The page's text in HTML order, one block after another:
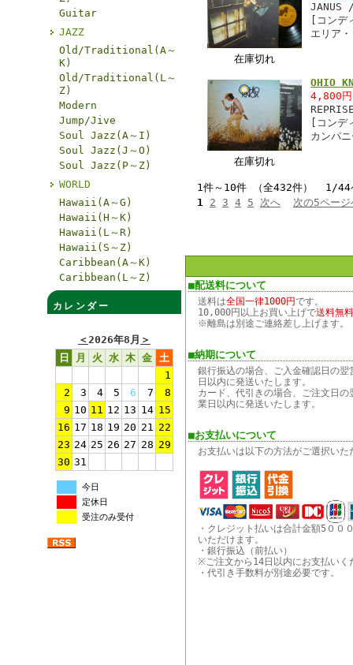
Guitar
JAZZ
Old/Traditional(A～
K)
Old/Traditional(L～
Z)
Modern
Jump/Jive
Soul Jazz(A～I)
Soul Jazz(J～O)
Soul Jazz(P～Z)
WORLD
Hawaii(A～G)
Hawaii(H～K)
Hawaii(L～R)
Hawaii(S～Z)
Caribbean(A～K)
Caribbean(L～Z)
カレンダー
＜2026年8月 ＞
日
月 火 水 木 金 土
1
2
3 4 5 6 7
8
9 10 11 12 13 14 15
16 17 18 19 20 21 22
23 24 25 26 27 28 29
30 31
今日
定休日
受注のみ受付
在庫切れ
[コン
エリア
在庫切れ
OHIO
4,800
[コンデ
カンパ
1件～10件 （全432件） 1/44
1 2 3 4 5 次へ 次の5ページ
■配送料について
送料は全国一律1000円です。
10,000円以上お買い上げで送料無
※離島は別途ご連絡差し上げます。
■納期について
銀行振込の場合、ご入金確認日の翌
日以内に発送いたします。
カード、代引きの場合、ご注文日の
業日以内に発送いたします。
■お支払いについて
お支払いは以下の方法がご選択いた
・クレジット払いは合計金額5００
いただけます。
・銀行振込（前払い）
※ご注文から14日以内にお支払いく
・代引き手数料が別途必要です。